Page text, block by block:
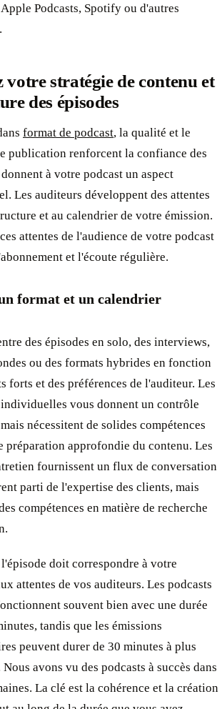
Podcasts, Spotify ou d'autres
votre stratégie de contenu et
des épisodes
format de podcast, la qualité et le
publication renforcent la confiance des
à votre podcast un aspect
Les auditeurs développent des attentes
et au calendrier de votre émission.
attentes de l'audience de votre podcast
et l'écoute régulière.
format et un calendrier
des épisodes en solo, des interviews,
ou des formats hybrides en fonction
forts et des préférences de l'auditeur. Les
vous donnent un contrôle
nécessitent de solides compétences
préparation approfondie du contenu. Les
fournissent un flux de conversation
parti de l'expertise des clients, mais
compétences en matière de recherche
doit correspondre à votre
attentes de vos auditeurs. Les podcasts
souvent bien avec une durée
tandis que les émissions
peuvent durer de 30 minutes à plus
avons vu des podcasts à succès dans
La clé est la cohérence et la création